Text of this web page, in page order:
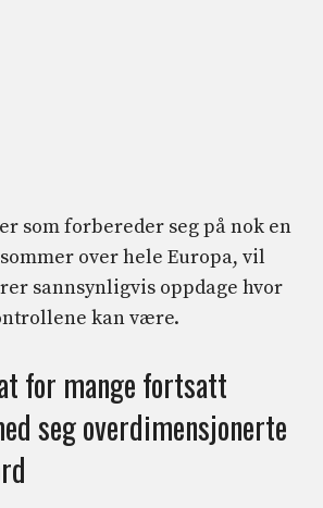
som forbereder seg på nok en
over hele Europa, vil
sannsynligvis oppdage hvor
kan være.
for mange fortsatt
seg overdimensjonerte